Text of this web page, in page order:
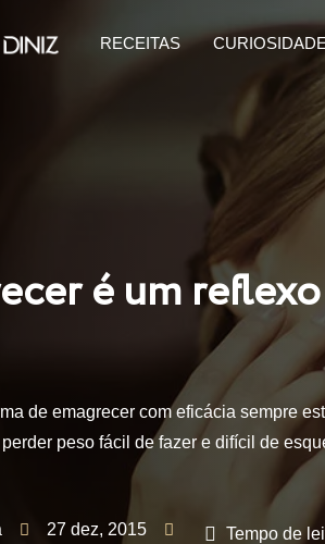
RECEITAS CURIOSIDADE
é um reflexo
de emagrecer com eficácia sempre
peso fácil de fazer e difícil de
27 dez, 2015 Tempo de